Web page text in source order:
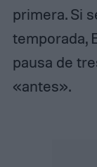
primera. Si
temporada,
pausa de
«antes».